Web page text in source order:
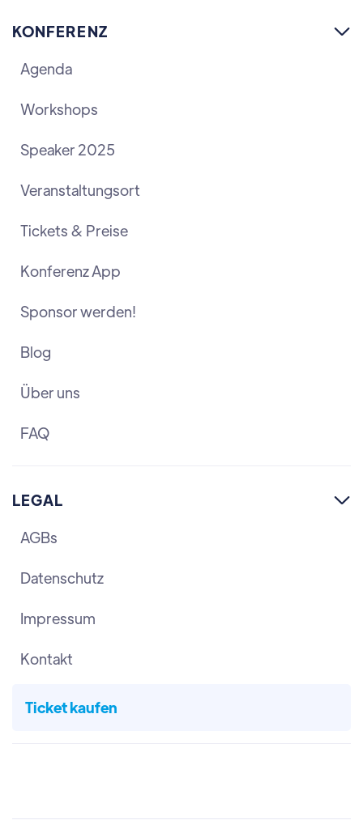
KONFERENZ 
Agenda
Workshops
Speaker 2025
Veranstaltungsort
Tickets & Preise
Konferenz App
Sponsor werden!
Blog
Über uns
FAQ
LEGAL 
AGBs
Datenschutz
Impressum
Kontakt
Ticket kaufen